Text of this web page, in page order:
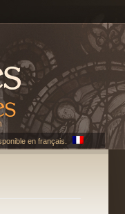
to content
en français.